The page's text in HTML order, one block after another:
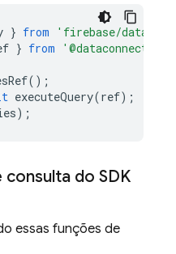
} from
'firebase/data-
} from '@dataconnect/
();
executeQuery(ref);
);
do SDK
essas funções de